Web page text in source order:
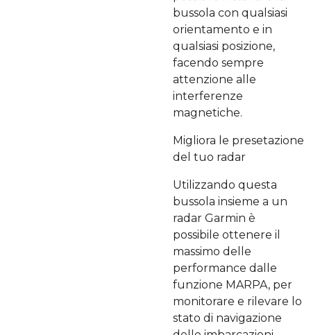
bussola con qualsiasi
orientamento e in
qualsiasi posizione,
facendo sempre
attenzione alle
interferenze
magnetiche.
Migliora le presetazione
del tuo radar
Utilizzando questa
bussola insieme a un
radar Garmin è
possibile ottenere il
massimo delle
performance dalle
funzione MARPA, per
monitorare e rilevare lo
stato di navigazione